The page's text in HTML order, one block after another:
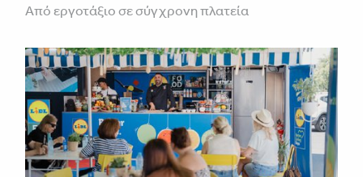
Από εργοτάξιο σε σύγχρονη πλατεία